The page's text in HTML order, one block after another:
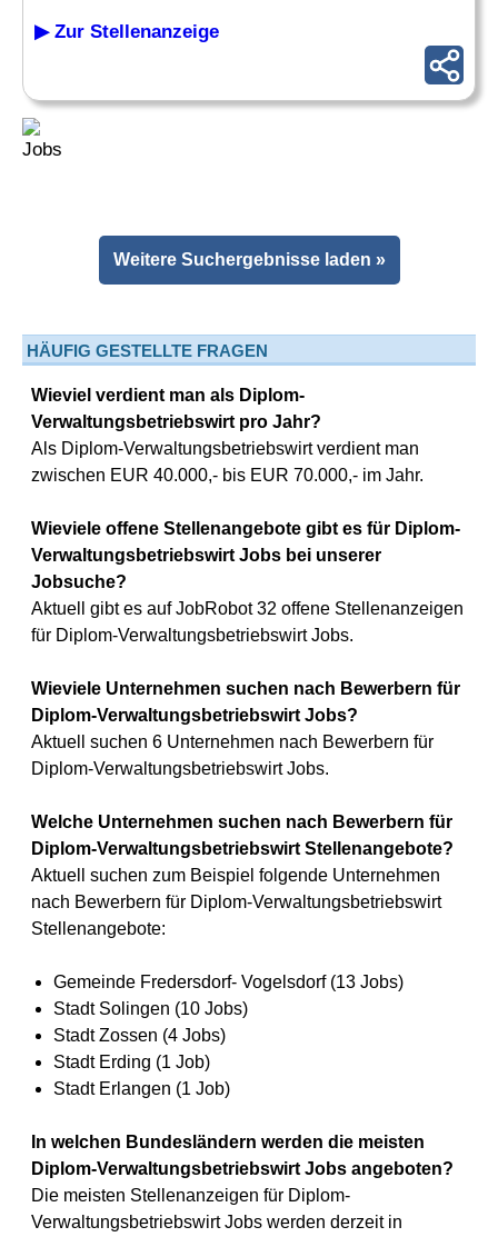
▶ Zur Stellenanzeige
Weitere Suchergebnisse laden »
HÄUFIG GESTELLTE FRAGEN
Wieviel verdient man als Diplom-
Verwaltungsbetriebswirt pro Jahr?
Als Diplom-Verwaltungsbetriebswirt verdient man
zwischen EUR 40.000,- bis EUR 70.000,- im Jahr.
Wieviele offene Stellenangebote gibt es für Diplom-
Verwaltungsbetriebswirt Jobs bei unserer
Jobsuche?
Aktuell gibt es auf JobRobot 32 offene Stellenanzeigen
für Diplom-Verwaltungsbetriebswirt Jobs.
Wieviele Unternehmen suchen nach Bewerbern für
Diplom-Verwaltungsbetriebswirt Jobs?
Aktuell suchen 6 Unternehmen nach Bewerbern für
Diplom-Verwaltungsbetriebswirt Jobs.
Welche Unternehmen suchen nach Bewerbern für
Diplom-Verwaltungsbetriebswirt Stellenangebote?
Aktuell suchen zum Beispiel folgende Unternehmen
nach Bewerbern für Diplom-Verwaltungsbetriebswirt
Stellenangebote:
Gemeinde Fredersdorf- Vogelsdorf (13 Jobs)
Stadt Solingen (10 Jobs)
Stadt Zossen (4 Jobs)
Stadt Erding (1 Job)
Stadt Erlangen (1 Job)
In welchen Bundesländern werden die meisten
Diplom-Verwaltungsbetriebswirt Jobs angeboten?
Die meisten Stellenanzeigen für Diplom-
Verwaltungsbetriebswirt Jobs werden derzeit in